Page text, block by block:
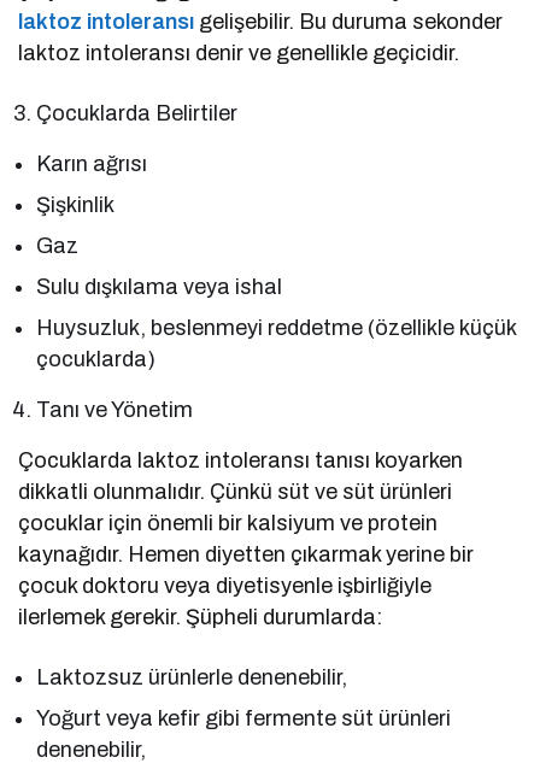
laktoz intoleransı gelişebilir. Bu duruma sekonder
laktoz intoleransı denir ve genellikle geçicidir.
Çocuklarda Belirtiler
Karın ağrısı
Şişkinlik
Gaz
Sulu dışkılama veya ishal
Huysuzluk, beslenmeyi reddetme (özellikle küçük
çocuklarda)
Tanı ve Yönetim
Çocuklarda laktoz intoleransı tanısı koyarken
dikkatli olunmalıdır. Çünkü süt ve süt ürünleri
çocuklar için önemli bir kalsiyum ve protein
kaynağıdır. Hemen diyetten çıkarmak yerine bir
çocuk doktoru veya diyetisyenle işbirliğiyle
ilerlemek gerekir. Şüpheli durumlarda:
Laktozsuz ürünlerle denenebilir,
Yoğurt veya kefir gibi fermente süt ürünleri
denenebilir,